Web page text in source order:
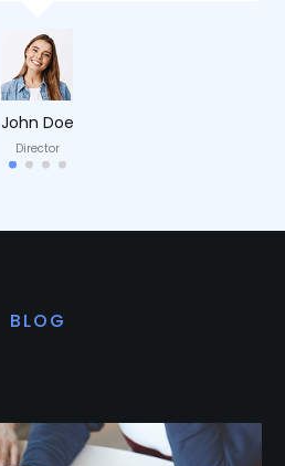
John Doe
Director
BLOG